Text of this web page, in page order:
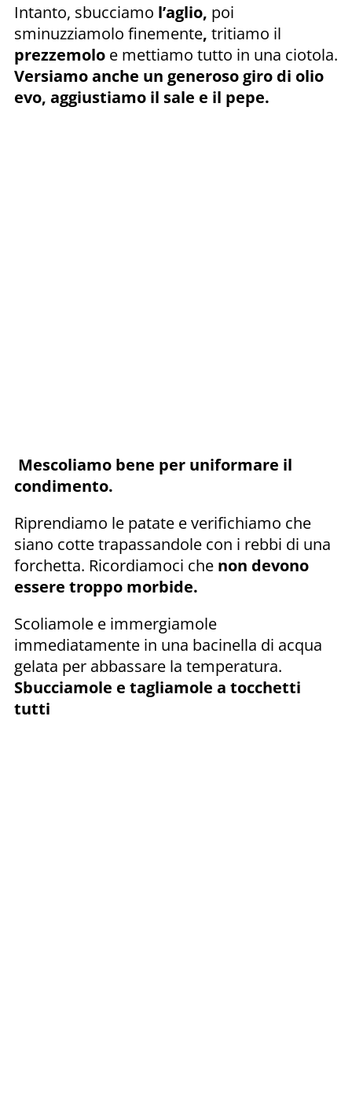
Intanto, sbucciamo l’aglio, poi
sminuzziamolo finemente, tritiamo il
prezzemolo e mettiamo tutto in una ciotola.
Versiamo anche un generoso giro di olio
evo, aggiustiamo il sale e il pepe.
Mescoliamo bene per uniformare il
condimento.
Riprendiamo le patate e verifichiamo che
siano cotte trapassandole con i rebbi di una
forchetta. Ricordiamoci che non devono
essere troppo morbide.
Scoliamole e immergiamole
immediatamente in una bacinella di acqua
gelata per abbassare la temperatura.
Sbucciamole e tagliamole a tocchetti
tutti